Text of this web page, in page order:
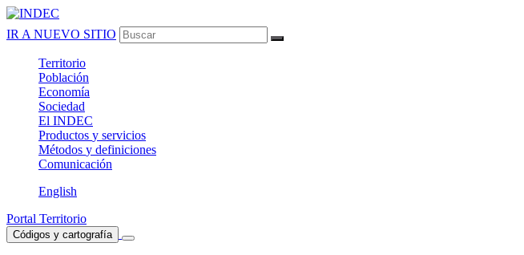
IR A NUEVO SITIO
Territorio
Población
Economía
Sociedad
El INDEC
Productos y servicios
Métodos y definiciones
Comunicación
English
Portal Territorio
Códigos y cartografía